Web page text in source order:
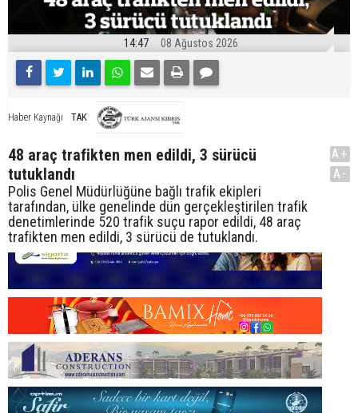
14:47 08 Ağustos 2026
Haber Kaynağı TAK
48 araç trafikten men edildi, 3 sürücü
tutuklandı
Polis Genel Müdürlüğüne bağlı trafik ekipleri
tarafından, ülke genelinde dün gerçekleştirilen trafik
denetimlerinde 520 trafik suçu rapor edildi, 48 araç
trafikten men edildi, 3 sürücü de tutuklandı.
A+
A-